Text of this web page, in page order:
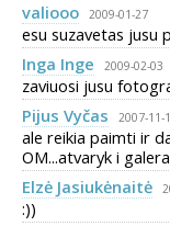
valiooo
2009-01-27
esu suzavetas jusu
Inga Inge
2009-02-03
zaviuosi jusu
Pijus Vyčas
2007-11-
ale reikia paimti ir
OM...atvaryk i
Elzė Jasiukėnaitė
:))